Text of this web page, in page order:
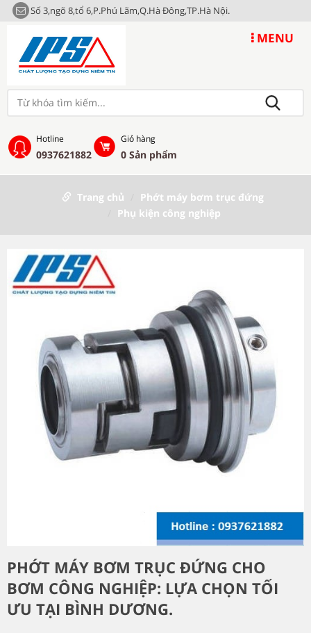
Số 3,ngõ 8,tổ 6,P.Phú Lãm,Q.Hà Đông,TP.Hà Nội.
MENU
Hotline
0937621882
Giỏ hàng
0 Sản phẩm
Trang chủ
Phớt máy bơm trục đứng
Phụ kiện công nghiệp
PHỚT MÁY BƠM TRỤC ĐỨNG CHO
BƠM CÔNG NGHIỆP: LỰA CHỌN TỐI
ƯU TẠI BÌNH DƯƠNG.